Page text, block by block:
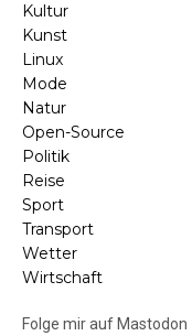
Kultur
Kunst
Linux
Mode
Natur
Open-Source
Politik
Reise
Sport
Transport
Wetter
Wirtschaft
Folge mir auf Mastodon